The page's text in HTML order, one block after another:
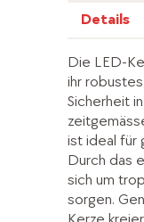
Details
Die LED-
ihr
Sicherheit
ist ideal für
Durch das
sich um
sorgen.